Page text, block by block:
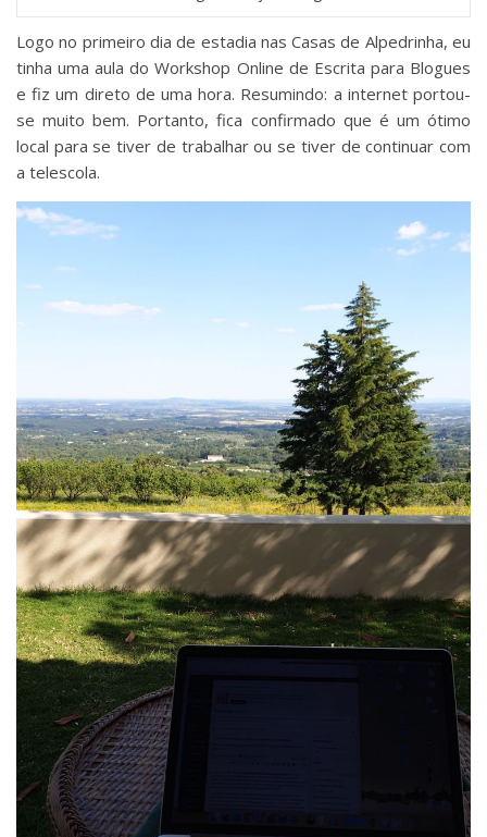
Logo no primeiro dia de estadia nas Casas de Alpedrinha, eu
tinha uma aula do Workshop Online de Escrita para Blogues
e fiz um direto de uma hora. Resumindo: a internet portou-
se muito bem. Portanto, fica confirmado que é um ótimo
local para se tiver de trabalhar ou se tiver de continuar com
a telescola.